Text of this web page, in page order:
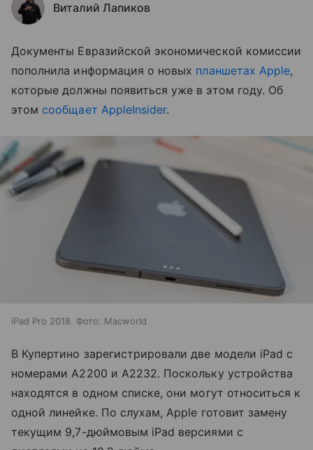
Виталий Лапиков
Документы Евразийской экономической комиссии
пополнила информация о новых планшетах Apple,
которые должны появиться уже в этом году. Об
этом сообщает AppleInsider.
iPad Pro 2018. Фото: Macworld
В Купертино зарегистрировали две модели iPad с
номерами A2200 и A2232. Поскольку устройства
находятся в одном списке, они могут относиться к
одной линейке. По слухам, Apple готовит замену
текущим 9,7-дюймовым iPad версиями с